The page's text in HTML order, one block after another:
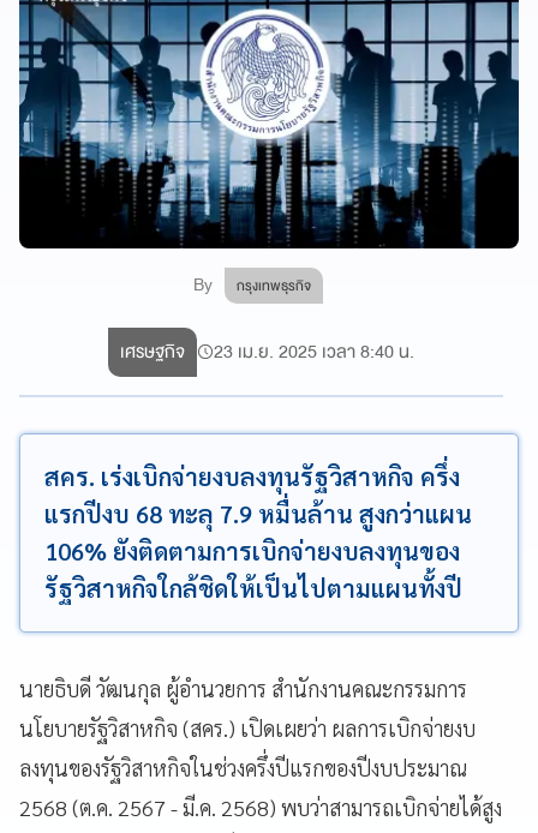
By กรุงเทพธุรกิจ
เศรษฐกิจ 23 เม.ย. 2025 เวลา 8:40 น.
สคร. เร่งเบิกจ่ายงบลงทุนรัฐวิสาหกิจ ครึ่ง
แรกปีงบ 68 ทะลุ 7.9 หมื่นล้าน สูงกว่าแผน
106% ยังติดตามการเบิกจ่ายงบลงทุนของ
รัฐวิสาหกิจใกล้ชิดให้เป็นไปตามแผนทั้งปี
นายธิบดี วัฒนกุล ผู้อำนวยการ สำนักงานคณะกรรมการ
นโยบายรัฐวิสาหกิจ (สคร.) เปิดเผยว่า ผลการเบิกจ่ายงบ
ลงทุนของรัฐวิสาหกิจในช่วงครึ่งปีแรกของปีงบประมาณ
2568 (ต.ค. 2567 - มี.ค. 2568) พบว่าสามารถเบิกจ่ายได้สูง